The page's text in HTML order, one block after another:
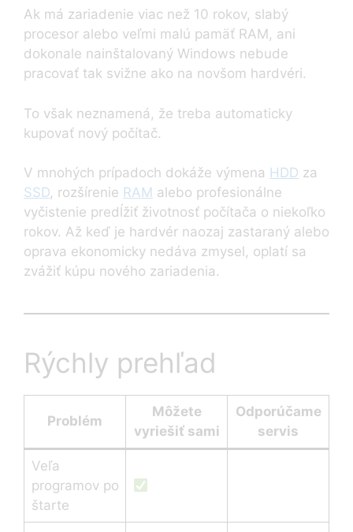
Ak má zariadenie viac než 10 rokov, slabý
procesor alebo veľmi malú pamäť RAM, ani
dokonale nainštalovaný Windows nebude
pracovať tak svižne ako na novšom hardvéri.
To však neznamená, že treba automaticky
kupovať nový počítač.
V mnohých prípadoch dokáže výmena HDD za
SSD, rozšírenie RAM alebo profesionálne
vyčistenie predĺžiť životnosť počítača o niekoľko
rokov. Až keď je hardvér naozaj zastaraný alebo
oprava ekonomicky nedáva zmysel, oplatí sa
zvážiť kúpu nového zariadenia.
Rýchly prehľad
Problém
Môžete
vyriešiť sami
Odporúčame
servis
Veľa
programov po
štarte